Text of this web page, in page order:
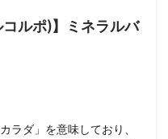
ルポ)】ミネラルバ
ラダ」を意味しており、